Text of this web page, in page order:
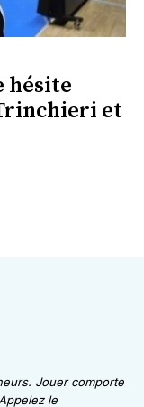
hésite
et
Jouer comporte
le